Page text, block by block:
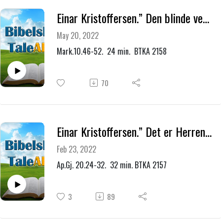
Einar Kristoffersen.” Den blinde ved veien.”
May 20, 2022
Mark.10.46-52. 24 min. BTKA 2158
70
Einar Kristoffersen.” Det er Herren som bygger Guds rike.”
Feb 23, 2022
Ap.Gj. 20.24-32. 32 min. BTKA 2157
3 89